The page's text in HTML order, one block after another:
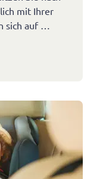
mit Ihrer
sich auf …